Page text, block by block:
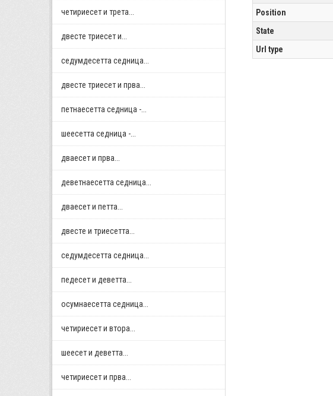
четириесет и трета...
двестe триесет и...
седумдесетта седница...
двестe триесет и прва...
петнаесетта седница -...
шеесетта седница -...
дваесет и прва...
деветнаесетта седница...
дваесет и петта...
двестe и триесетта...
седумдесетта седница...
педесет и деветта...
осумнaесетта седница...
четириесет и втора...
шеесет и деветта...
четириесет и прва...
Position
State
Url type